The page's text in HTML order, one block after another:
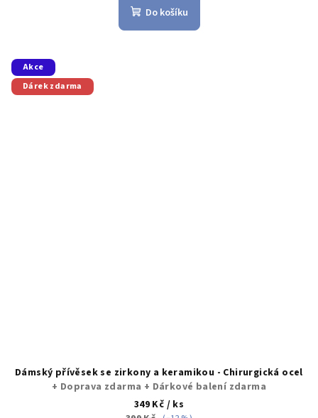
Do košíku
Akce
Dárek zdarma
Dámský přívěsek se zirkony a keramikou - Chirurgická ocel
+ Doprava zdarma + Dárkové balení zdarma
349 Kč / ks